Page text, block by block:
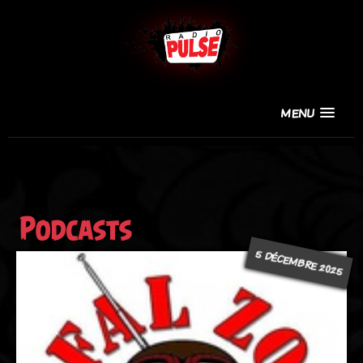
MENU
Podcasts
5 DÉCEMBRE 2025